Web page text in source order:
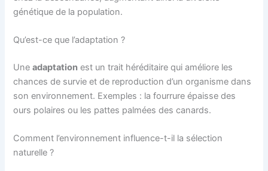
génétique de la population.
Qu’est-ce que l’adaptation ?
Uneadaptation est un trait héréditaire qui améliore les
chances de survie et de reproduction d’un organisme dans
son environnement. Exemples : la fourrure épaisse des
ours polaires ou les pattes palmées des canards.
Comment l’environnement influence-t-il la sélection
naturelle ?